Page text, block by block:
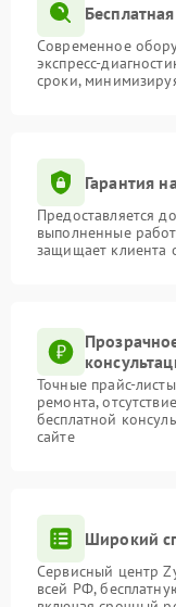
Современное
экспресс-
сроки,
Гарантия
Предоставляется
выполненные
защищает клиента
Точные прайс-
ремонта,
бесплатной
сайте
Широкий
Сервисный центр
всей РФ,